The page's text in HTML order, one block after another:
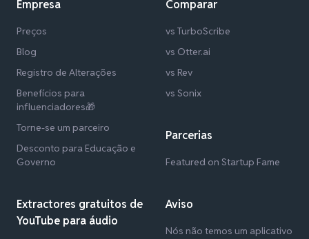
Empresa
Preços
Blog
Registro de Alterações
Benefícios para
influenciadores🎁
Torne-se um parceiro
Desconto para Educação e
Governo
Extractores gratuitos de
YouTube para áudio
Comparar
vs TurboScribe
vs Otter.ai
vs Rev
vs Sonix
Parcerias
Featured on Startup Fame
Aviso
Nós não temos um aplicativo